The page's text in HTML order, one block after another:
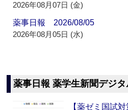
2026年08月07日 (金)
薬事日報 2026/08/05
2026年08月05日 (水)
薬事日報 薬学生新聞デジタ
【薬ゼミ国試